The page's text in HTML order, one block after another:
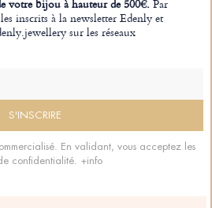
votre bijou à hauteur de 500€.Par
inscrits à la newsletter Edenly et
sur les réseaux
En validant, vous acceptez les
confidentialité. +info